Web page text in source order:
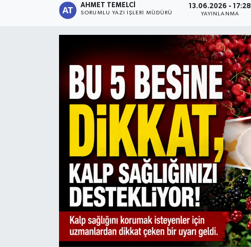
AHMET TEMELCI
SORUMLU YAZI İŞLERI MÜDÜRÜ
13.06.2026 - 17:28
YAYINLANMA